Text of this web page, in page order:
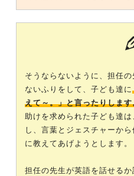
そうならないように、担任
ないふりをして、子ども達に
えて～。」と言ったりします
助けを求められた子ども達
し、言葉とジェスチャーか
に教えてあげようとします。
担任の先生が英語を話せる